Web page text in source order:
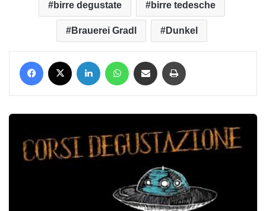
birre degustate birre tedesche
Brauerei Gradl Dunkel
Facebook LinkedIn WhatsApp Condividi via mail